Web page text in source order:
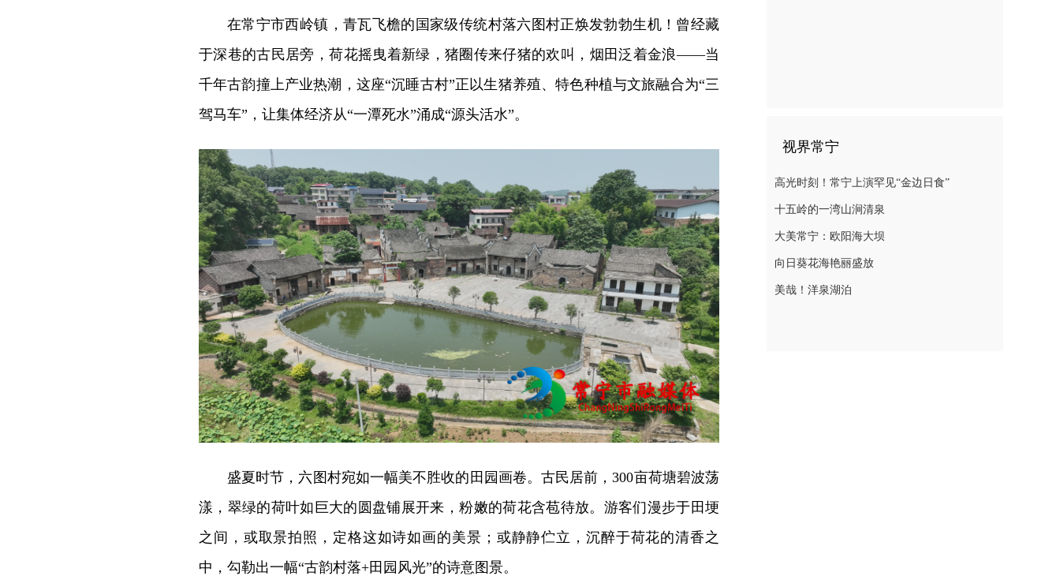
fullscreen
在常宁市西岭镇，青瓦飞檐的国家级传统村落六图村正焕发勃勃生机！曾经藏
于深巷的古民居旁，荷花摇曳着新绿，猪圈传来仔猪的欢叫，烟田泛着金浪——当
千年古韵撞上产业热潮，这座“沉睡古村”正以生猪养殖、特色种植与文旅融合为“三
驾马车”，让集体经济从“一潭死水”涌成“源头活水”。
盛夏时节，六图村宛如一幅美不胜收的田园画卷。古民居前，300亩荷塘碧波荡
漾，翠绿的荷叶如巨大的圆盘铺展开来，粉嫩的荷花含苞待放。游客们漫步于田埂
之间，或取景拍照，定格这如诗如画的美景；或静静伫立，沉醉于荷花的清香之
中，勾勒出一幅“古韵村落+田园风光”的诗意图景。
视界常宁
高光时刻！常宁上演罕见“金边日食”
十五岭的一湾山涧清泉
大美常宁：欧阳海大坝
向日葵花海艳丽盛放
美哉！洋泉湖泊